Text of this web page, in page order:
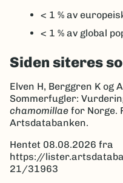
< 1 % av
< 1 % av global
Siden siteres
Elven H, Berggren K og
Sommerfugler:
chamomillae for Norge.
Artsdatabanken.
Hentet 08.08.2026 fra
https://
21/31963